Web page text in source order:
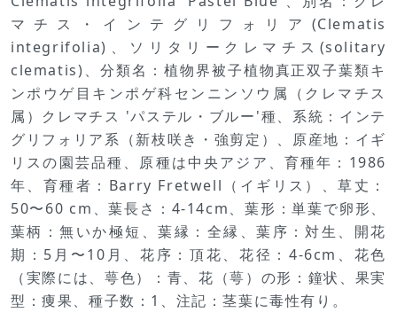
マチス・インテグリフォリア(Clematis
integrifolia)、ソリタリークレマチス(solitary
clematis)、分類名：植物界被子植物真正双子葉類キ
ンポウゲ目キンポゲ科センニンソウ属（クレマチス
属）クレマチス 'パステル・ブルー'種、系統：インテ
グリフォリア系（新枝咲き・強剪定）、原産地：イギ
リスの園芸品種、原種は中央アジア、育種年：1986
年、育種者：Barry Fretwell（イギリス）、草丈：
50〜60 cm、葉長さ：4-14cm、葉形：単葉で卵形、
葉柄：無いか極短、葉縁：全縁、葉序：対生、開花
期：5月〜10月、花序：頂花、花径：4-6cm、花色
（実際には、萼色）：青、花（萼）の形：鐘状、果実
型：痩果、種子数：1、注記：茎葉に毒性有り。